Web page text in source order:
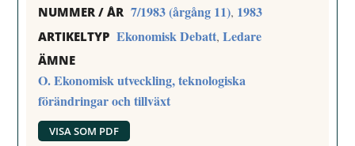
NUMMER / ÅR 7/1983 (årgång 11), 1983
ARTIKELTYP Ekonomisk Debatt,Ledare
ÄMNE
O. Ekonomisk utveckling, teknologiska
förändringar och tillväxt
VISA SOM PDF